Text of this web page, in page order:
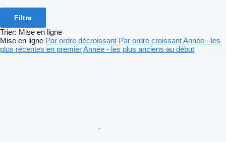
Filtre
Trier: Mise en ligne
Mise en ligne Par ordre décroissant Par ordre croissantAnnée - les
plus récentes en premierAnnée - les plus anciens au début